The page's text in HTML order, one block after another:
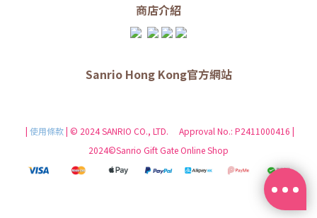
商店介紹
Sanrio Hong Kong官方網站
| 使用條款| © 2024 SANRIO CO., LTD. Approval No.: P2411000416 |
2024©Sanrio Gift Gate Online Shop